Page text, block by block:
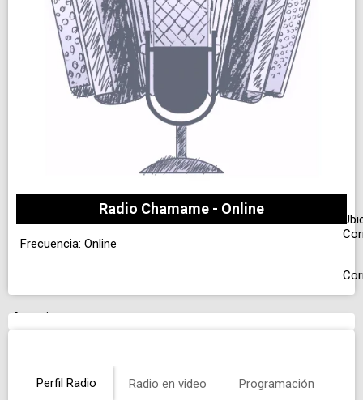
Radio Chamame - Online
Frecuencia: Online
Anuncio
Perfil Radio Radio en video Programación